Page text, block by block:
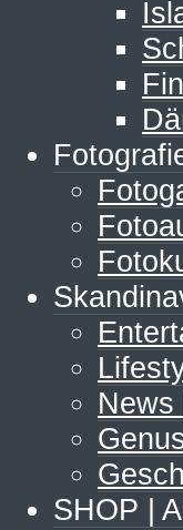
News
SHOP |